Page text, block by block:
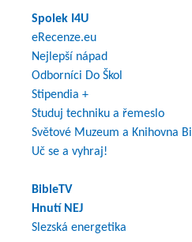
Spolek I4U
eRecenze.eu
Nejlepší nápad
Odborníci Do Škol
Stipendia +
Studuj techniku a řemeslo
Světové Muzeum a Knihovna
Uč se a vyhraj!
BibleTV
Hnutí NEJ
Slezská energetika